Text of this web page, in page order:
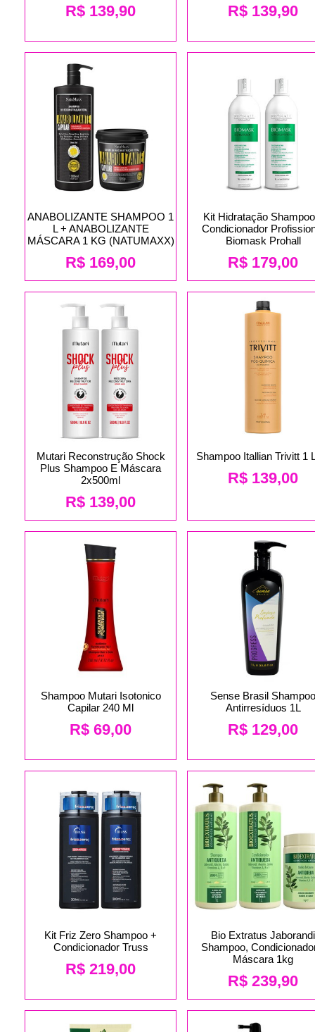
R$ 139,90 R$ 139,90
ANABOLIZANTE SHAMPOO 1
L + ANABOLIZANTE
MÁSCARA 1 KG (NATUMAXX)
R$ 169,00
Kit Hidratação
Condicionador
Biomask Prohall
R$ 179,00
Mutari Reconstrução Shock
Plus Shampoo E Máscara
2x500ml
R$ 139,00
Shampoo Itallian Trivitt 1
R$ 139,00
Shampoo Mutari Isotonico
Capilar 240 Ml
R$ 69,00
Sense Brasil Shampoo
Antirresíduos 1L
R$ 129,00
Kit Friz Zero Shampoo +
Condicionador Truss
R$ 219,00
Bio Extratus Jaborandi
Shampoo,
Máscara 1kg
R$ 239,90